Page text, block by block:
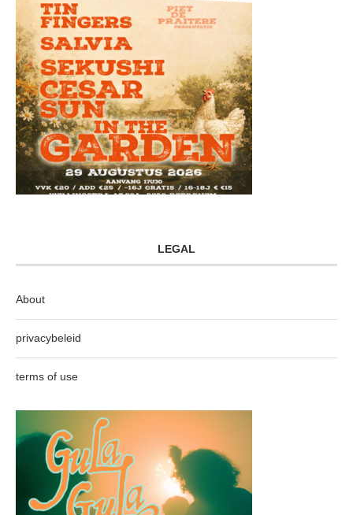
LEGAL
About
privacybeleid
terms of use